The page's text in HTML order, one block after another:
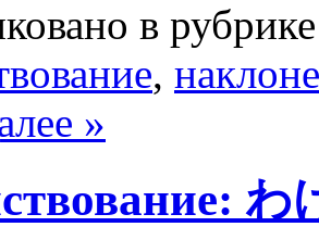
в
,
»
わ